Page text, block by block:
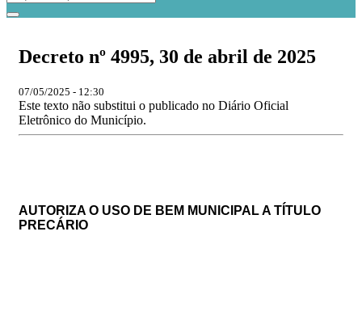
​​​​​​​Decreto nº 4995, 30 de abril de 2025
07/05/2025 - 12:30
Este texto não substitui o publicado no Diário Oficial
Eletrônico do Município.
AUTORIZA O USO DE BEM MUNICIPAL A TÍTULO
PRECÁRIO